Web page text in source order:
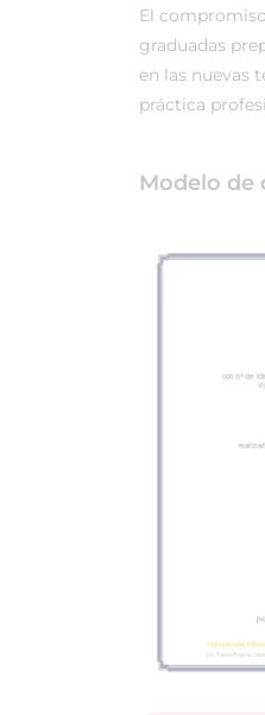
El
graduadas
en las nuevas
práctica
Modelo de